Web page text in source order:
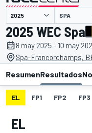
presentado por SPA
2025 WEC Spa
8 may 2025 - 10 may
Spa-Francorchamps,
ResumenResultados
EL FP1 FP2 FP3
EL